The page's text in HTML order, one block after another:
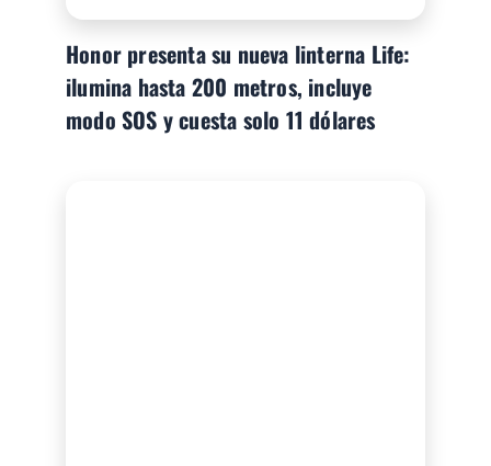
Honor presenta su nueva linterna Life:
ilumina hasta 200 metros, incluye
modo SOS y cuesta solo 11 dólares